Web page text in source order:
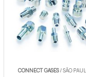
CONNECT GASES/ SÃO